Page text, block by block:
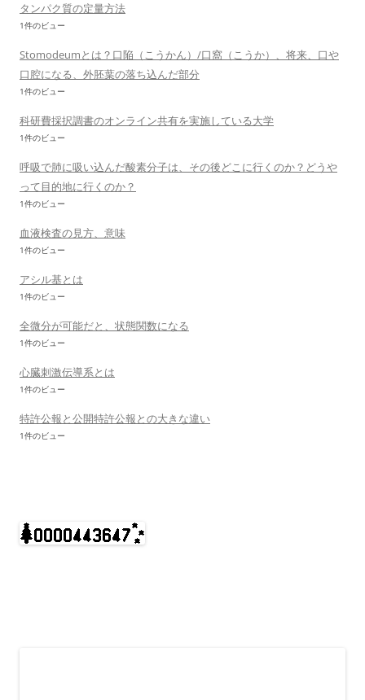
タンパク質の定量方法
1件のビュー
Stomodeumとは？口陥（こうかん）/口窩（こうか）、将来、口や
口腔になる、外胚葉の落ち込んだ部分
1件のビュー
科研費採択調書のオンライン共有を実施している大学
1件のビュー
呼吸で肺に吸い込んだ酸素分子は、その後どこに行くのか？どうや
って目的地に行くのか？
1件のビュー
血液検査の見方、意味
1件のビュー
アシル基とは
1件のビュー
全微分が可能だと、状態関数になる
1件のビュー
心臓刺激伝導系とは
1件のビュー
特許公報と公開特許公報との大きな違い
1件のビュー